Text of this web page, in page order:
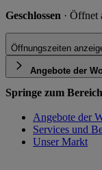
Geschlossen ·
Öffnungszeiten
Angebote der
Springe zum Bereich
Angebote der
Services und
Unser Markt